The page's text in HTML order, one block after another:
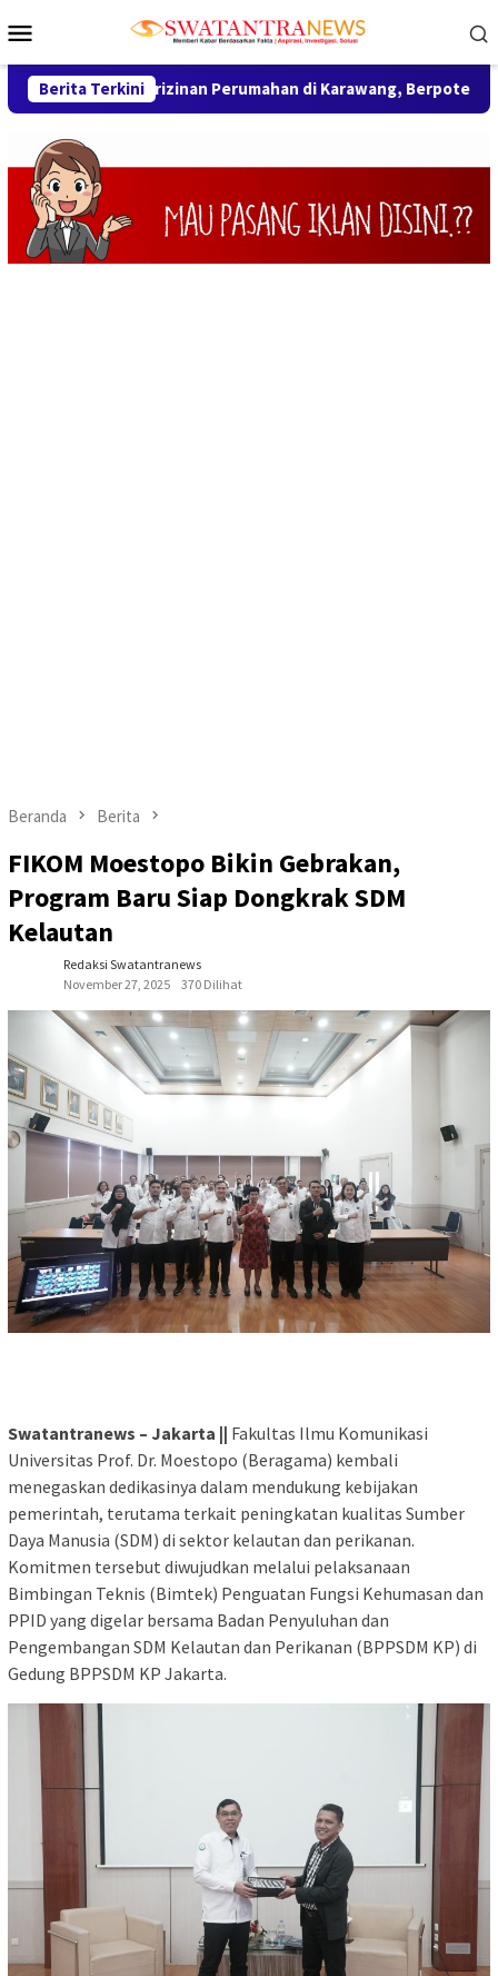
ke
Mobile
Berita Terkini
Perizinan Perumahan di Karawang, Berpotensi Sanksi
Beranda Berita
FIKOM Moestopo Bikin Gebrakan,
Program Baru Siap Dongkrak SDM
Kelautan
Redaksi Swatantranews
November 27, 2025
370 Dilihat
Swatantranews – Jakarta || Fakultas Ilmu Komunikasi
Universitas Prof. Dr. Moestopo (Beragama) kembali
menegaskan dedikasinya dalam mendukung kebijakan
pemerintah, terutama terkait peningkatan kualitas Sumber
Daya Manusia (SDM) di sektor kelautan dan perikanan.
Komitmen tersebut diwujudkan melalui pelaksanaan
Bimbingan Teknis (Bimtek) Penguatan Fungsi Kehumasan dan
PPID yang digelar bersama Badan Penyuluhan dan
Pengembangan SDM Kelautan dan Perikanan (BPPSDM KP) di
Gedung BPPSDM KP Jakarta.